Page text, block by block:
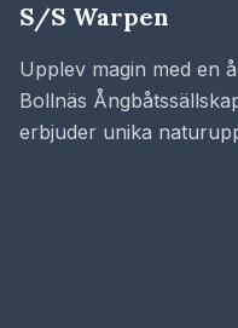
S/S Warpen
Upplev magin med en
Bollnäs
erbjuder unika